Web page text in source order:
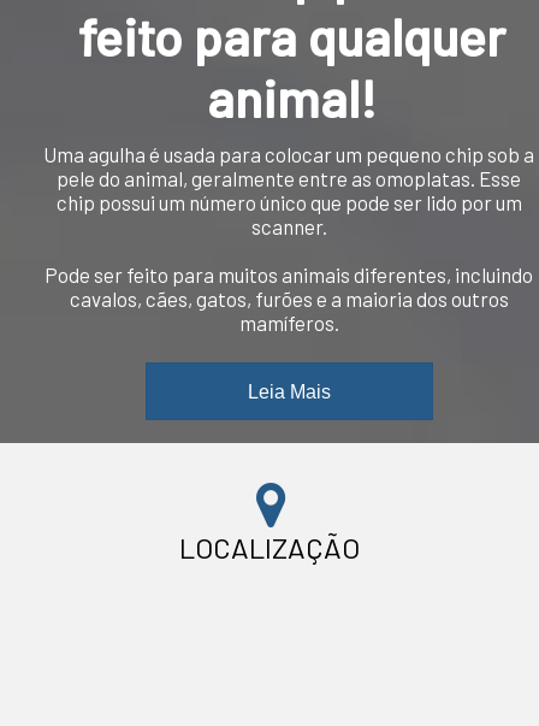
feito para qualquer
animal!
Uma agulha é usada para colocar um pequeno chip sob a
pele do animal, geralmente entre as omoplatas. Esse
chip possui um número único que pode ser lido por um
scanner.
Pode ser feito para muitos animais diferentes, incluindo
cavalos, cães, gatos, furões e a maioria dos outros
mamíferos.
Leia Mais
LOCALIZAÇÃO